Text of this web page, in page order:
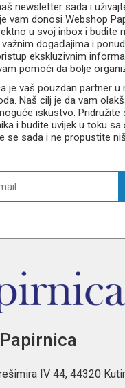
newsletter sada i
vam donosi Webshop
u svoj inbox i budite
događajima i
ekskluzivnim
pomoći da bolje
je vaš pouzdan partner u
Naš cilj je da vam
iskustvo. Pridružite
i budite uvijek u toku
se sada i ne propustite
IV 44, 44320